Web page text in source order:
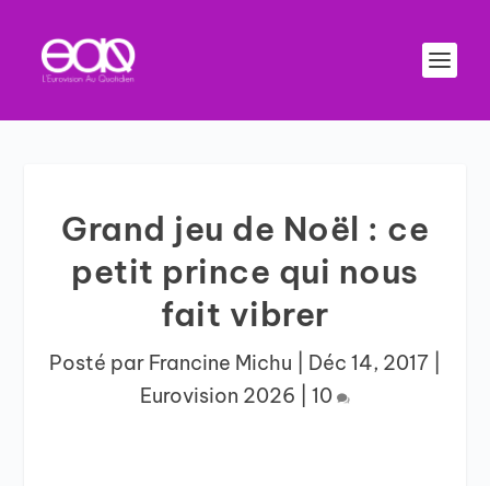
Grand jeu de Noël : ce
petit prince qui nous
fait vibrer
Posté par Francine Michu Déc 14, 2017
Eurovision 2026
10